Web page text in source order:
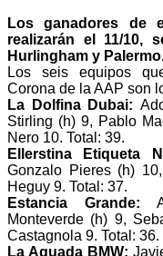
Los ganadores de
realizarán el 11/10,
Hurlingham y
Los seis equipos
Corona de la AAP son
La DolfinaDubai:
Stirling (h) 9, Pablo
Nero 10. Total: 39.
Ellerstina Etiqueta
Gonzalo Pieres (h)
Heguy 9. Total: 37.
Estancia Grande:
Monteverde (h) 9,
Castagnola 9. Total: 36.
La AguadaBMW: